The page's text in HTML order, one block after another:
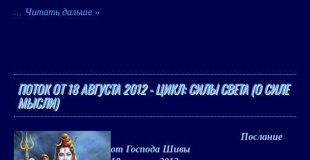
... Читать дальше »
ПОТОК ОТ 18 АВГУСТА 2012 - ЦИКЛ: СИЛЫ СВЕТА (О СИЛЕ
МЫСЛИ)
Послание
от Господа Шивы